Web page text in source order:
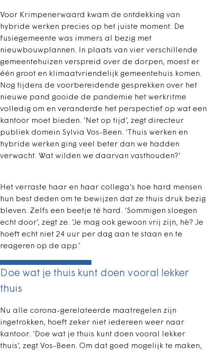
Voor Krimpenerwaard kwam de ontdekking van
hybride werken precies op het juiste moment. De
fusiegemeente was immers al bezig met
nieuwbouwplannen. In plaats van vier verschillende
gemeentehuizen verspreid over de dorpen, moest er
één groot en klimaatvriendelijk gemeentehuis komen.
Nog tijdens de voorbereidende gesprekken over het
nieuwe pand gooide de pandemie het werkritme
volledig om en veranderde het perspectief op wat een
kantoor moet bieden. ‘Net op tijd’, zegt directeur
publiek domein Sylvia Vos-Been. ‘Thuis werken en
hybride werken ging veel beter dan we hadden
verwacht. Wat wilden we daarvan vasthouden?’
Het verraste haar en haar collega’s hoe hard mensen
hun best deden om te bewijzen dat ze thuis druk bezig
bleven. Zelfs een beetje té hard. ‘Sommigen sloegen
echt door’, zegt ze. ‘Je mag ook gewoon vrij zijn, hè? Je
hoeft echt niet 24 uur per dag aan te staan en te
reageren op de app.’
Doe wat je thuis kunt doen vooral lekker
thuis
Nu alle corona-gerelateerde maatregelen zijn
ingetrokken, hoeft zeker niet iedereen weer naar
kantoor. ‘Doe wat je thuis kunt doen vooral lekker
thuis’, zegt Vos-Been. Om dat goed mogelijk te maken,